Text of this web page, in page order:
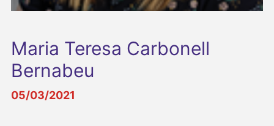
Maria Teresa Carbonell
Bernabeu
05/03/2021